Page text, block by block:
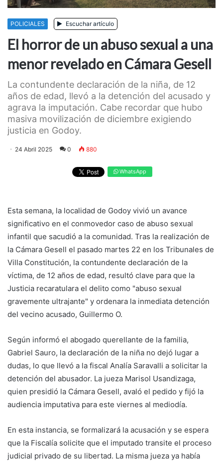
POLICIALES Escuchar artículo
El horror de un abuso sexual a una
menor revelado en Cámara Gesell
La contundente declaración de la niña, de 12
años de edad, llevó a la detención del acusado y
agrava la imputación. Cabe recordar que hubo
masiva movilización de diciembre exigiendo
justicia en Godoy.
24 Abril 2025 0 880
WhatsApp
Esta semana, la localidad de Godoy vivió un avance
significativo en el conmovedor caso de abuso sexual
infantil que sacudió a la comunidad. Tras la realización de
la Cámara Gesell el pasado martes 22 en los Tribunales de
Villa Constitución, la contundente declaración de la
víctima, de 12 años de edad, resultó clave para que la
Justicia recaratulara el delito como "abuso sexual
gravemente ultrajante" y ordenara la inmediata detención
del vecino acusado, Guillermo O.
Según informó el abogado querellante de la familia,
Gabriel Sauro, la declaración de la niña no dejó lugar a
dudas, lo que llevó a la fiscal Analía Saravalli a solicitar la
detención del abusador. La jueza Marisol Usandizaga,
quien presidió la Cámara Gesell, avaló el pedido y fijó la
audiencia imputativa para este viernes al mediodía.
En esta instancia, se formalizará la acusación y se espera
que la Fiscalía solicite que el imputado transite el proceso
judicial privado de su libertad. La misma jueza ya había